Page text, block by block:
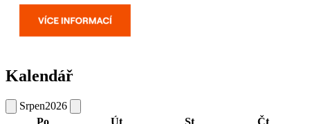
Kalendář
Srpen2026